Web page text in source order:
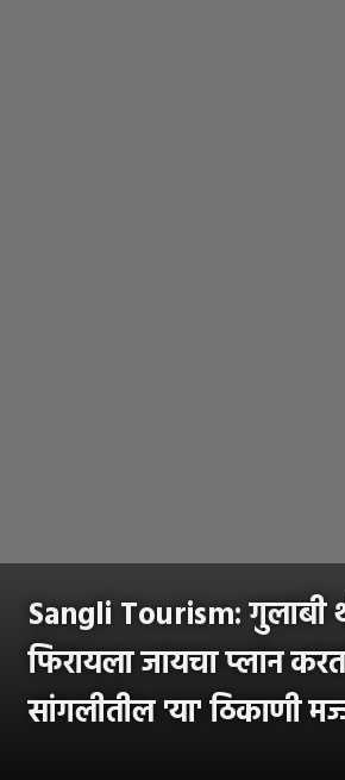
Sangli Tourism: गुलाबी
फिरायला जायचा प्लान
सांगलीतील 'या' ठिकाणी